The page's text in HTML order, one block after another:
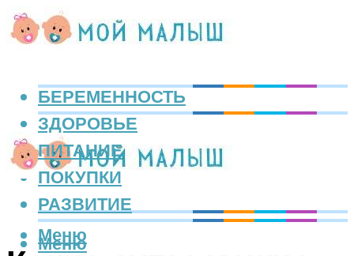
БЕРЕМЕННОСТЬ
ЗДОРОВЬЕ
ПИТАНИЕ
ПОКУПКИ
РАЗВИТИЕ
Меню
Меню